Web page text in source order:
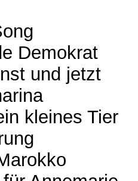
Demokrat
und jetzt
kleines Tier